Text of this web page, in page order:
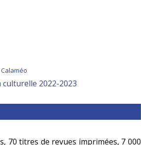
2022-2023
70 titres de revues imprimées, 7 000